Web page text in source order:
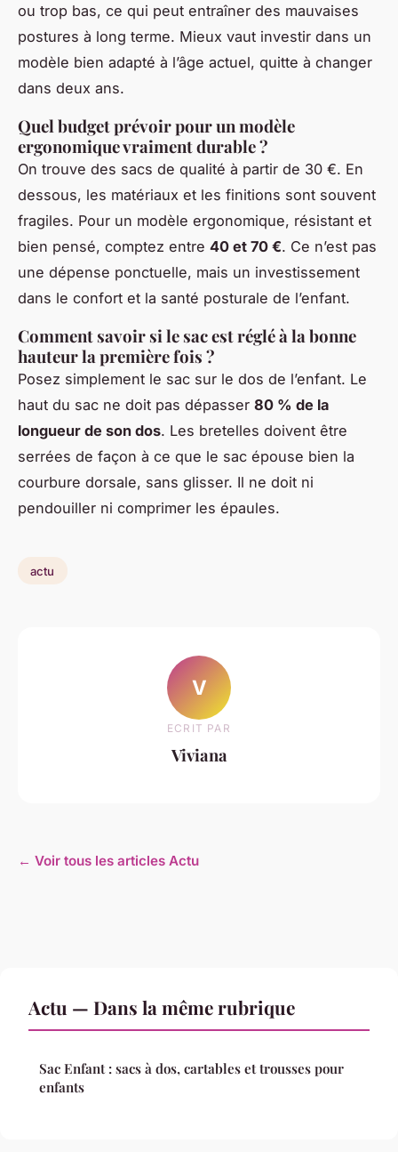
ou trop bas, ce qui peut entraîner des mauvaises
postures à long terme. Mieux vaut investir dans un
modèle bien adapté à l’âge actuel, quitte à changer
dans deux ans.
Quel budget prévoir pour un modèle
ergonomique vraiment durable ?
On trouve des sacs de qualité à partir de 30 €. En
dessous, les matériaux et les finitions sont souvent
fragiles. Pour un modèle ergonomique, résistant et
bien pensé, comptez entre 40 et 70 €. Ce n’est pas
une dépense ponctuelle, mais un investissement
dans le confort et la santé posturale de l’enfant.
Comment savoir si le sac est réglé à la bonne
hauteur la première fois ?
Posez simplement le sac sur le dos de l’enfant. Le
haut du sac ne doit pas dépasser 80 % de la
longueur de son dos. Les bretelles doivent être
serrées de façon à ce que le sac épouse bien la
courbure dorsale, sans glisser. Il ne doit ni
pendouiller ni comprimer les épaules.
actu
V
ECRIT PAR
Viviana
← Voir tous les articles Actu
Actu — Dans la même rubrique
Sac Enfant : sacs à dos, cartables et trousses pour
enfants